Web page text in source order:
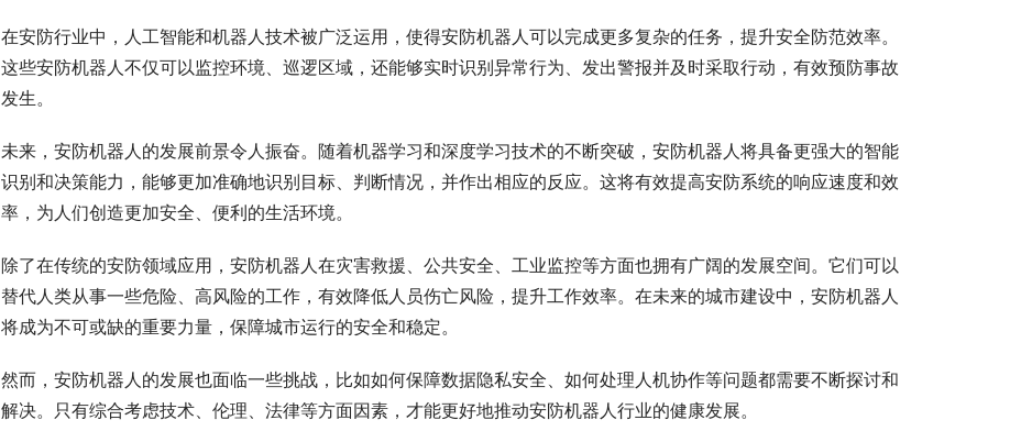
在安防行业中，人工智能和机器人技术被广泛运用，使得安防机器人可以完成更多复杂的任务，提升安全防范效率。
这些安防机器人不仅可以监控环境、巡逻区域，还能够实时识别异常行为、发出警报并及时采取行动，有效预防事故
发生。
未来，安防机器人的发展前景令人振奋。随着机器学习和深度学习技术的不断突破，安防机器人将具备更强大的智能
识别和决策能力，能够更加准确地识别目标、判断情况，并作出相应的反应。这将有效提高安防系统的响应速度和效
率，为人们创造更加安全、便利的生活环境。
除了在传统的安防领域应用，安防机器人在灾害救援、公共安全、工业监控等方面也拥有广阔的发展空间。它们可以
替代人类从事一些危险、高风险的工作，有效降低人员伤亡风险，提升工作效率。在未来的城市建设中，安防机器人
将成为不可或缺的重要力量，保障城市运行的安全和稳定。
然而，安防机器人的发展也面临一些挑战，比如如何保障数据隐私安全、如何处理人机协作等问题都需要不断探讨和
解决。只有综合考虑技术、伦理、法律等方面因素，才能更好地推动安防机器人行业的健康发展。